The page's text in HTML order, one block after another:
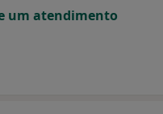
um atendimento